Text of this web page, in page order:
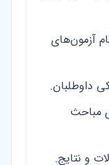
آزمون‌های
داوطلبان.
مباحث
و نتایج.